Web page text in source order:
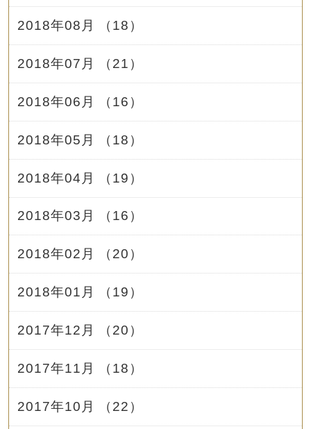
2018年08月 （18）
2018年07月 （21）
2018年06月 （16）
2018年05月 （18）
2018年04月 （19）
2018年03月 （16）
2018年02月 （20）
2018年01月 （19）
2017年12月 （20）
2017年11月 （18）
2017年10月 （22）